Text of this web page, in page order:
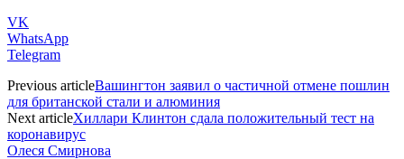
VK
WhatsApp
Telegram
Previous articleВашингтон заявил о частичной отмене пошлин
для британской стали и алюминия
Next articleХиллари Клинтон сдала положительный тест на
коронавирус
Олеся Смирнова